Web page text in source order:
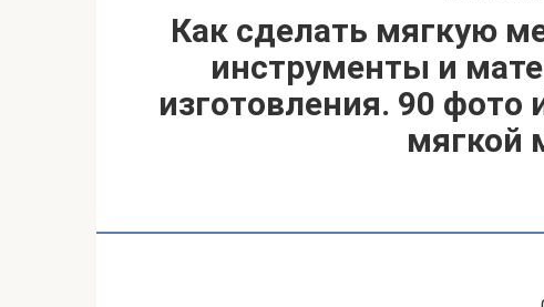
Как сделать мягкую
инструменты и
изготовления. 90 фото
мягкой